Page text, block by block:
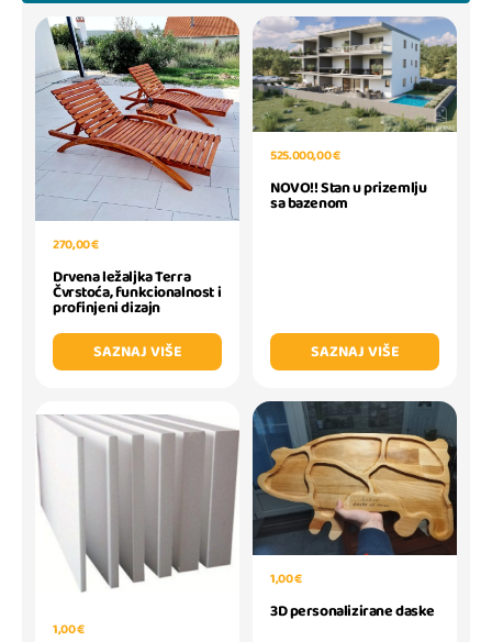
270,00 €
Drvena ležaljka Terra
Čvrstoća, funkcionalnost i
profinjeni dizajn
SAZNAJ VIŠE
525.000,00 €
NOVO!! Stan u prizemlju
sa bazenom
SAZNAJ VIŠE
1,00 €
1,00 €
3D personalizirane daske